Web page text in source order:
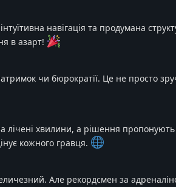
навігація та продумана
в азарт!
чи бюрократії. Це не просто
лічені хвилини, а рішення пропонують
кожного гравця.
Але рекордсмен за